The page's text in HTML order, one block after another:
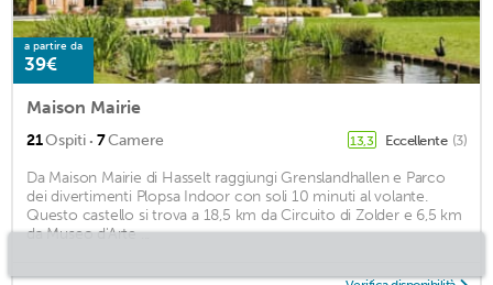
a partire da
39€
Maison Mairie
21Ospiti · 7Camere 13,3 Eccellente (3)
Da Maison Mairie di Hasselt raggiungi Grenslandhallen e Parco
dei divertimenti Plopsa Indoor con soli 10 minuti al volante.
Questo castello si trova a 18,5 km da Circuito di Zolder e 6,5 km
da Museo d'Arte ...